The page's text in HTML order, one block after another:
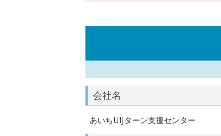
会社名
あいちUIJターン支援センター